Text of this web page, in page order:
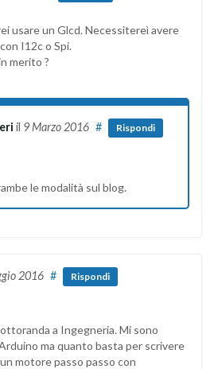
usare un Glcd. Necessitereì avere
I12c o Spi.
merito ?
il 9 Marzo 2016 # Rispondi
le modalità sul blog.
2016 # Rispondi
a Ingegneria. Mi sono
ma quanto basta per scrivere
motore passo passo con